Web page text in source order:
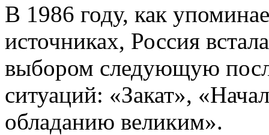
В 1986 году, как
источниках, Россия
выбором следующую
ситуаций: «Закат»,
обладанию великим».